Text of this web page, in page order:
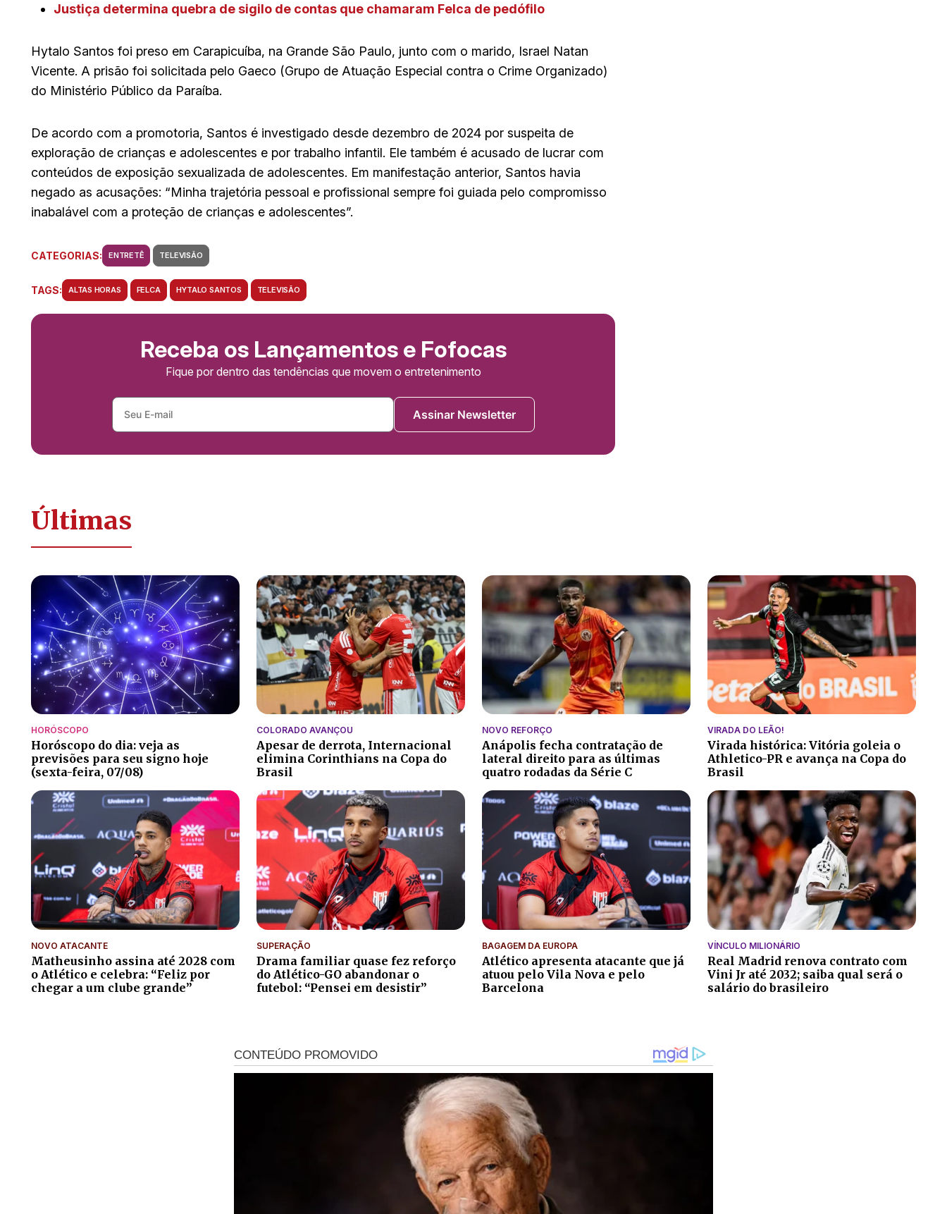
Justiça determina quebra de sigilo de contas que chamaram Felca de pedófilo
Hytalo Santos foi preso em Carapicuíba, na Grande São Paulo, junto com o marido, Israel Natan
Vicente. A prisão foi solicitada pelo Gaeco (Grupo de Atuação Especial contra o Crime Organizado)
do Ministério Público da Paraíba.
De acordo com a promotoria, Santos é investigado desde dezembro de 2024 por suspeita de
exploração de crianças e adolescentes e por trabalho infantil. Ele também é acusado de lucrar com
conteúdos de exposição sexualizada de adolescentes. Em manifestação anterior, Santos havia
negado as acusações: “Minha trajetória pessoal e profissional sempre foi guiada pelo compromisso
inabalável com a proteção de crianças e adolescentes”.
CATEGORIAS: ENTRETÊ TELEVISÃO
TAGS: ALTAS HORAS FELCA HYTALO SANTOS TELEVISÃO
Receba os Lançamentos e Fofocas
Fique por dentro das tendências que movem o entretenimento
Assinar Newsletter
Últimas
HORÓSCOPO
Horóscopo do dia: veja as
previsões para seu signo hoje
(sexta-feira, 07/08)
COLORADO AVANÇOU
Apesar de derrota, Internacional
elimina Corinthians na Copa do
Brasil
NOVO REFORÇO
Anápolis fecha contratação de
lateral direito para as últimas
quatro rodadas da Série C
VIRADA DO LEÃO!
Virada histórica: Vitória goleia o
Athletico-PR e avança na Copa do
Brasil
NOVO ATACANTE
Matheusinho assina até 2028 com
o Atlético e celebra: “Feliz por
chegar a um clube grande”
SUPERAÇÃO
Drama familiar quase fez reforço
do Atlético-GO abandonar o
futebol: “Pensei em desistir”
BAGAGEM DA EUROPA
Atlético apresenta atacante que já
atuou pelo Vila Nova e pelo
Barcelona
VÍNCULO MILIONÁRIO
Real Madrid renova contrato com
Vini Jr até 2032; saiba qual será o
salário do brasileiro